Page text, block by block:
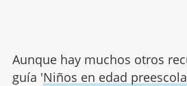
Aunque hay muchos otros
guía 'Niños en edad